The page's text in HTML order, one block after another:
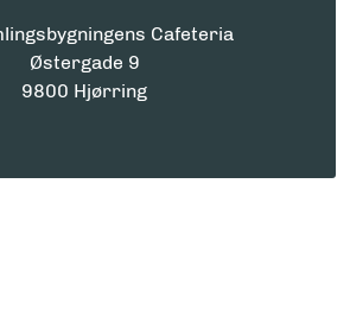
Cafeteria
Østergade 9
9800 Hjørring